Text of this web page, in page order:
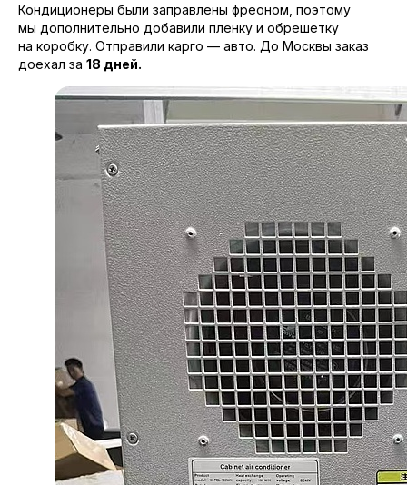
Кондиционеры были заправлены фреоном, поэтому
мы дополнительно добавили пленку и обрешетку
на коробку. Отправили карго — авто. До Москвы заказ
доехал за 18 дней.